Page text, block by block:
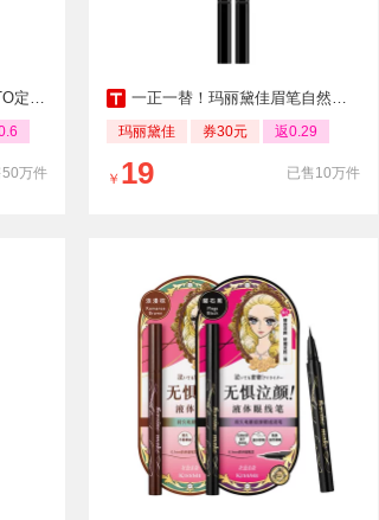
合集
50万件
一正一替！玛丽黛佳眉笔自然生动持久
玛丽黛佳 券30元 返0.29
已售10万件
￥ 19